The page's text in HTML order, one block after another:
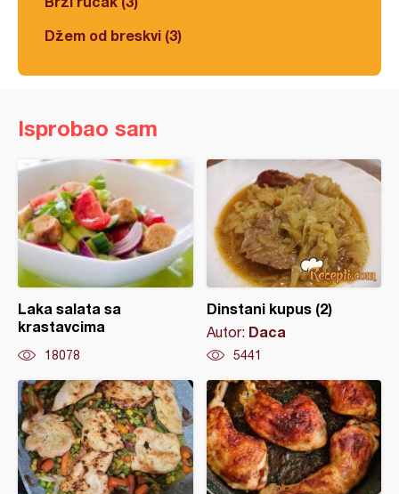
Džem od breskvi (3)
Isprobao sam
Laka salata sa
krastavcima
18078
Dinstani kupus (2)
Autor: Daca
5441